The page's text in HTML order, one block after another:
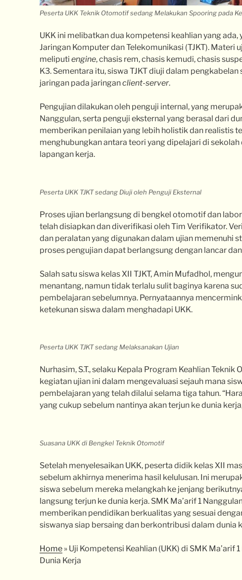
Peserta UKK Teknik Otomotif sedang Melakukan Spooringpada
UKK ini melibatkan dua kompetensi keahlian yang
Jaringan Komputer dan Telekomunikasi (TJKT). Materi
meliputi engine, chasis rem, chasis kemudi, chasis
K3. Sementara itu, siswa TJKT diuji dalam pengkabelan
jaringan pada jaringanclient-server.
Pengujian dilakukan oleh penguji internal, yang
Nanggulan, serta penguji eksternal yang berasal dari
memberikan penilaian yang lebih holistik dan realistis
menghubungkan antara teori yang dipelajari di
lapangan kerja.
Peserta UKK TJKT sedang Diuji oleh Penguji Eksternal
Proses ujian berlangsung di bengkel otomotif dan
telah disiapkan dan diverifikasi oleh Tim Verifikator.
dan peralatan yang digunakan dalam ujian memenuhi
proses pengujian dapat berlangsung dengan lancar
Salah satu siswa kelas XII TJKT, Amin Mufadhol,
menantang, namun tidak terlalu sulit baginya karena
pembelajaran sebelumnya. Pernyataannya
ketekunan siswa dalam menghadapi UKK.
Peserta UKK TJKT sedang Melaksanakan Ujian
Nurhasim, S.T., selaku Kepala Program Keahlian
kegiatan ujian ini dalam mengevaluasi sejauh mana
pembelajaran yang telah dilalui selama tiga tahun.
yang cukup sebelum nantinya akan terjun ke dunia
Suasana UKK di Bengkel Teknik Otomotif
Setelah menyelesaikan UKK, peserta didik kelas XII
sebelum akhirnya menerima hasil kelulusan. Ini
siswa sebelum mereka melangkah ke jenjang
langsung terjun ke dunia kerja. SMK Ma’arif 1
memberikan pendidikan berkualitas yang sesuai
siswanya siap bersaing dan berkontribusi dalam dunia
Home » Uji Kompetensi Keahlian (UKK) di SMK Ma’arif
Dunia Kerja